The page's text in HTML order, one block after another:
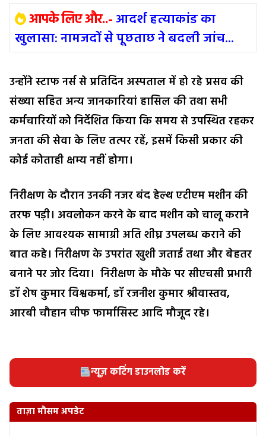
आपके लिए और..- आदर्श हत्याकांड का
खुलासा: नामजदों से पूछताछ ने बदली जांच...
उन्होंने स्टाफ नर्स से प्रतिदिन अस्पताल में हो रहे प्रसव की
संख्या सहित अन्य जानकारियां हासिल की तथा सभी
कर्मचारियों को निर्देशित किया कि समय से उपस्थित रहकर
जनता की सेवा के लिए तत्पर रहें, इसमें किसी प्रकार की
कोई कोताही क्षम्य नहीं होगा।
निरीक्षण के दौरान उनकी नजर बंद हेल्थ एटीएम मशीन की
तरफ पड़ी। अवलोकन करने के बाद मशीन को चालू कराने
के लिए आवश्यक सामाग्री अति शीघ्र उपलब्ध कराने की
बात कहे। निरीक्षण के उपरांत खुशी जताई तथा और बेहतर
बनाने पर जोर दिया। निरीक्षण के मौके पर सीएचसी प्रभारी
डॉ शेष कुमार विश्वकर्मा, डॉ रजनीश कुमार श्रीवास्तव,
आरबी चौहान चीफ फार्मासिस्ट आदि मौजूद रहे।
न्यूज़ कटिंग डाउनलोड करें
ताज़ा मौसम अपडेट